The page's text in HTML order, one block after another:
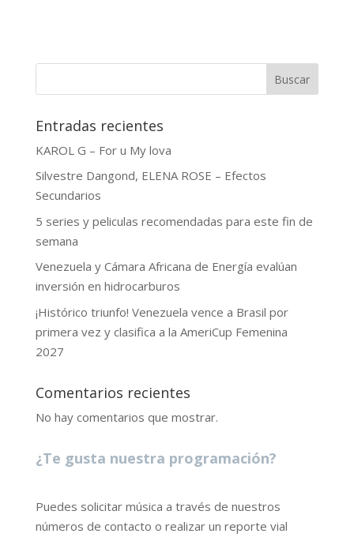
Buscar
Entradas recientes
KAROL G – For u My lova
Silvestre Dangond, ELENA ROSE – Efectos
Secundarios
5 series y peliculas recomendadas para este fin de
semana
Venezuela y Cámara Africana de Energía evalúan
inversión en hidrocarburos
¡Histórico triunfo! Venezuela vence a Brasil por
primera vez y clasifica a la AmeriCup Femenina
2027
Comentarios recientes
No hay comentarios que mostrar.
¿Te gusta nuestra programación?
Puedes solicitar música a través de nuestros
números de contacto o realizar un reporte vial